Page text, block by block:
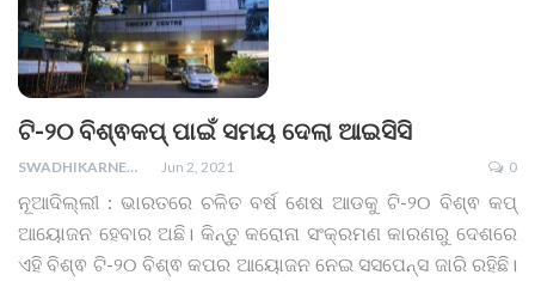
ଟି-୨୦ ବିଶ୍ଵକପ୍ ପାଇଁ ସମୟ ଦେଲା ଆଇସିସି
SWADHIKARNEWS Jun 2, 2021 0
ନୂଆଦିଲ୍ଲୀ : ଭାରତରେ ଚଳିତ ବର୍ଷ ଶେଷ ଆଡକୁ ଟି-୨୦ ବିଶ୍ଵ କପ୍
ଆୟୋଜନ ହେବାର ଅଛି। କିନ୍ତୁ କରୋନା ସଂକ୍ରମଣ କାରଣରୁ ଦେଶରେ
ଏହି ବିଶ୍ଵ ଟି-୨୦ ବିଶ୍ଵ କପର ଆୟୋଜନ ନେଇ ସସପେନ୍ସ ଜାରି ରହିଛି।